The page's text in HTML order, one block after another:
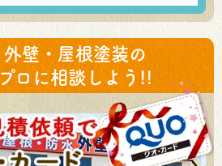
外壁・屋根塗装の
プロに相談しよう!!